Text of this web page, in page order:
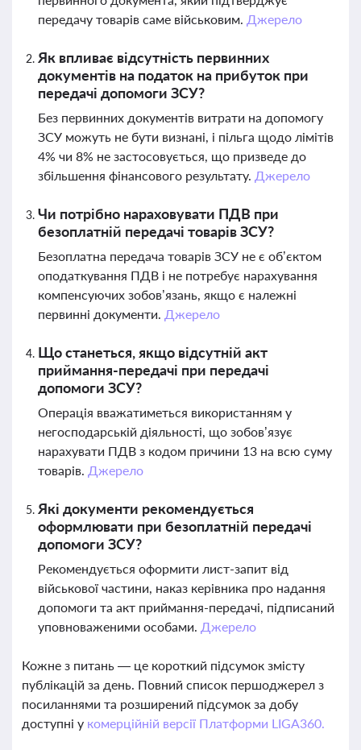
передачу товарів саме військовим. Джерело
Як впливає відсутність первинних
документів на податок на прибуток при
передачі допомоги ЗСУ?
Без первинних документів витрати на допомогу
ЗСУ можуть не бути визнані, і пільга щодо лімітів
4% чи 8% не застосовується, що призведе до
збільшення фінансового результату. Джерело
Чи потрібно нараховувати ПДВ при
безоплатній передачі товарів ЗСУ?
Безоплатна передача товарів ЗСУ не є об’єктом
оподаткування ПДВ і не потребує нарахування
компенсуючих зобов’язань, якщо є належні
первинні документи. Джерело
Що станеться, якщо відсутній акт
приймання-передачі при передачі
допомоги ЗСУ?
Операція вважатиметься використанням у
негосподарській діяльності, що зобов’язує
нарахувати ПДВ з кодом причини 13 на всю суму
товарів. Джерело
Які документи рекомендується
оформлювати при безоплатній передачі
допомоги ЗСУ?
Рекомендується оформити лист-запит від
військової частини, наказ керівника про надання
допомоги та акт приймання-передачі, підписаний
уповноваженими особами. Джерело
Кожне з питань — це короткий підсумок змісту
публікацій за день. Повний список першоджерел з
посиланнями та розширений підсумок за добу
доступні у комерційній версії Платформи LIGA360.